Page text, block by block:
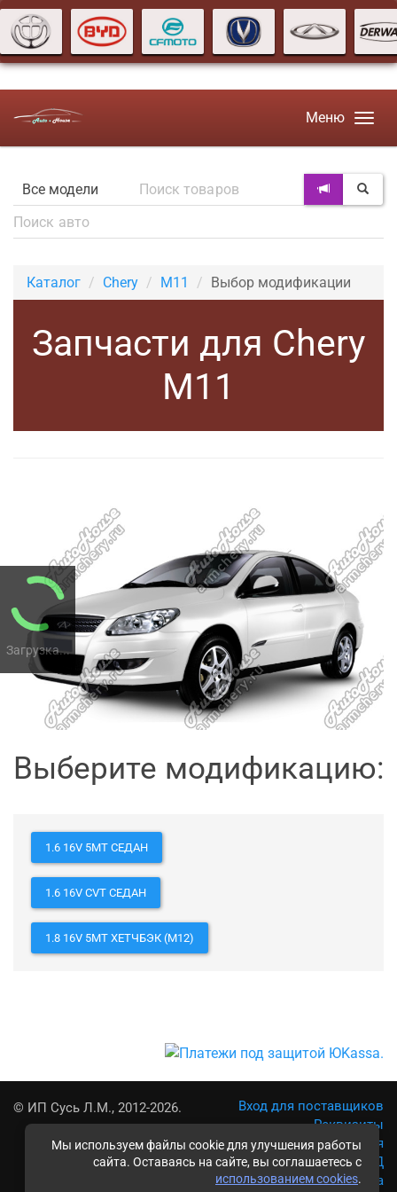
Мы используем файлы cookie для улучшения работы
сайта. Оставаясь на сайте, вы соглашаетесь с
использованием cookies.
Загрузка...
Меню
Каталог Chery M11 Выбор модификации
Запчасти для Chery
M11
Выберите модификацию:
1.6 16V 5MT СЕДАН
1.6 16V CVT СЕДАН
1.8 16V 5MT ХЕТЧБЭК (M12)
© ИП Сусь Л.М., 2012-2026.
Вход для поставщиков
Реквизиты
Условия использования
Политика обработки ПД
Карта сайта